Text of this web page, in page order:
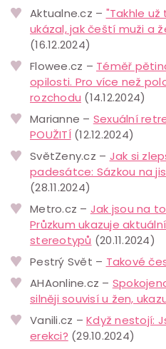
Aktualne.cz – "Takhle už
ukázal, jak čeští muži a
(16.12.2024)
Flowee.cz – Téměř
opilosti. Pro více než
rozchodu (14.12.2024)
Marianne – Sexuální
POUŽITÍ(12.12.2024)
SvětZeny.cz – Jak si
padesátce: Sázkou na
(28.11.2024)
Metro.cz – Jak jsou na
Průzkum ukazuje
stereotypů (20.11.2024)
Pestrý Svět – Takové
AHAonline.cz –
silněji souvisí u žen,
Vanili.cz – Když nestojí:
erekci? (29.10.2024)